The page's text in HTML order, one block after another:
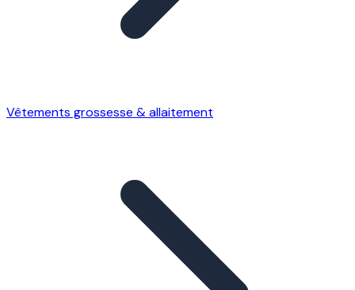
Vêtements grossesse & allaitement